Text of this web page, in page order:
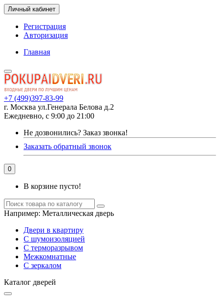
Личный кабинет
Регистрация
Авторизация
Главная
+7 (499)397-83-99
г. Москва ул.Генерала Белова д.2
Ежедневно, с 9:00 до 21:00
Не дозвонились? Заказ звонка!
Заказать обратный звонок
0
В корзине пусто!
Например: Металлическая дверь
Двери в квартиру
С шумоизоляцией
С терморазрывом
Межкомнатные
С зеркалом
Каталог дверей